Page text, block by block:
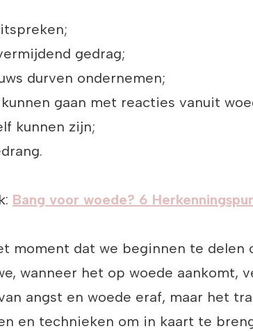
gedrag;
durven ondernemen;
gaan met reacties vanuit
kunnen zijn;
Bang voor woede? 6
moment dat we beginnen te
wanneer het op woede aankomt,
angst en woede eraf, maar het
en technieken om in kaart te